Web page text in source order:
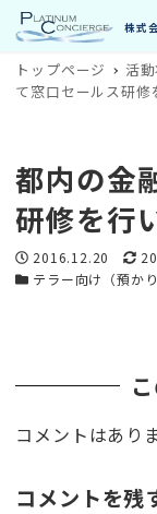
トップページ 活
て窓口セールス研修
都内の金
研修を行
投稿日
2016.12.20
カテゴリー
テラー向け（預か
コメントはあり
コメントを残